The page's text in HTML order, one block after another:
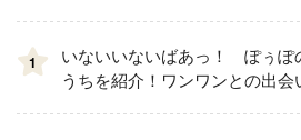
1
いないいないばあっ！ ぽぅぽ
うちを紹介！ワンワンとの出会